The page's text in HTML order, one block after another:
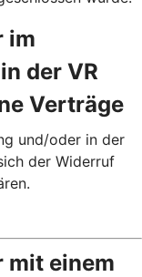
im
der VR
Verträge
und/oder in der
der Widerruf
einem